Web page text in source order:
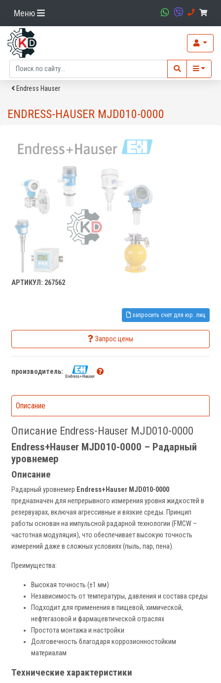
Меню
Endress Hauser
ENDRESS-HAUSER MJD010-0000
АРТИКУЛ: 267562
запросить счет для юр. лиц
Запрос цены
производитель:
Описание
Описание Endress-Hauser MJD010-0000
Endress+Hauser MJD010-0000 – Радарный
уровнемер
Описание
Радарный уровнемер Endress+Hauser MJD010-0000
предназначен для непрерывного измерения уровня жидкостей в
резервуарах, включая агрессивные и вязкие среды. Принцип
работы основан на импульсной радарной технологии (FMCW –
частотная модуляция), что обеспечивает высокую точность
измерений даже в сложных условиях (пыль, пар, пена).
Преимущества:
Высокая точность (±1 мм)
Независимость от температуры, давления и состава среды
Подходит для применения в пищевой, химической,
нефтегазовой и фармацевтической отраслях
Простота монтажа и настройки
Долговечность благодаря коррозионностойким
материалам
Технические характеристики